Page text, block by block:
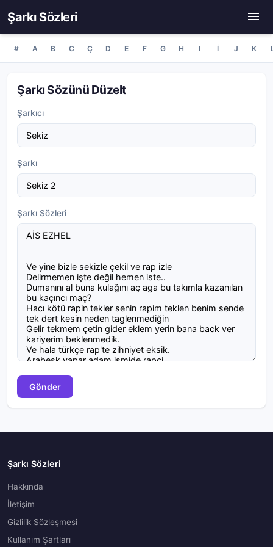
Şarkı Sözleri
# A B C Ç D E F G H I İ J K
Şarkı Sözünü Düzelt
Şarkıcı
Şarkı
Şarkı Sözleri
Gönder
Şarkı Sözleri
Hakkında
İletişim
Gizlilik Sözleşmesi
Kullanım Şartları